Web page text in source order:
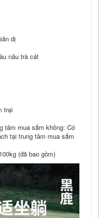
dị
nâu trà cát
trại
tâm mua sắm không: Có
tại trung tâm mua sắm
(đã bao gồm)